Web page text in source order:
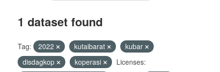
1 dataset found
Tag: 2022 kutaibarat
kubar
disdagkop
koperasi
Licenses: